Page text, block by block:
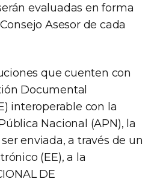
evaluadas en forma
Asesor de cada
que cuenten con
Documental
interoperable con la
Nacional (APN), la
enviada, a través de un
(EE), a la
DE